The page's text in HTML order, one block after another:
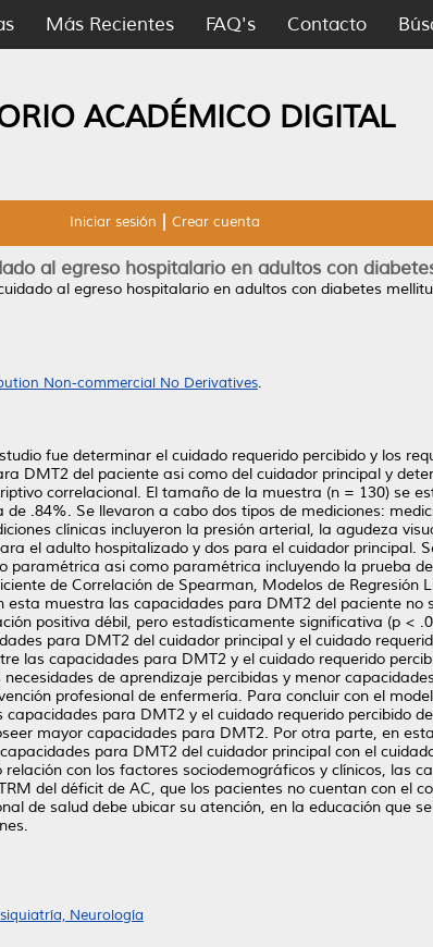
Más Recientes FAQ's Contacto
ACADÉMICO DIGITAL
Iniciar sesión Crear cuenta
al egreso hospitalario en adultos con
al egreso hospitalario en adultos con diabetes
Non-commercial No Derivatives.
fue determinar el cuidado requerido percibido y los
DMT2 del paciente asi como del cuidador principal y
correlacional. El tamaño de la muestra (n = 130) se
.84%. Se llevaron a cabo dos tipos de mediciones:
clínicas incluyeron la presión arterial, la agudeza
el adulto hospitalizado y dos para el cuidador principal.
paramétrica asi como paramétrica incluyendo la prueba
de Correlación de Spearman, Modelos de Regresión
esta muestra las capacidades para DMT2 del paciente no
positiva débil, pero estadísticamente significativa (p <
para DMT2 del cuidador principal y el cuidado
las capacidades para DMT2 y el cuidado requerido
de aprendizaje percibidas y menor
profesional de enfermería. Para concluir con el
para DMT2 y el cuidado requerido percibido
mayor capacidades para DMT2. Por otra parte, en
para DMT2 del cuidador principal con el
con los factores sociodemográficos y clínicos, las
del déficit de AC, que los pacientes no cuentan con el
de salud debe ubicar su atención, en la educación que
Neurología